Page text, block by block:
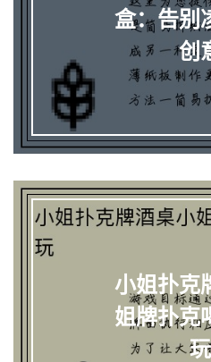
盒：告别
创
小姐扑克
姐牌扑克
玩